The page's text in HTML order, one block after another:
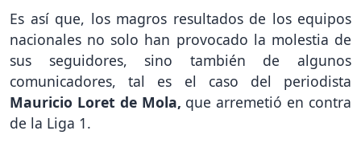
Es así que, los magros resultados de los equipos
nacionales no solo han provocado la molestia de
sus seguidores, sino también de algunos
comunicadores, tal es el caso del periodista
Mauricio Loret de Mola, que arremetió en contra
de la Liga 1.